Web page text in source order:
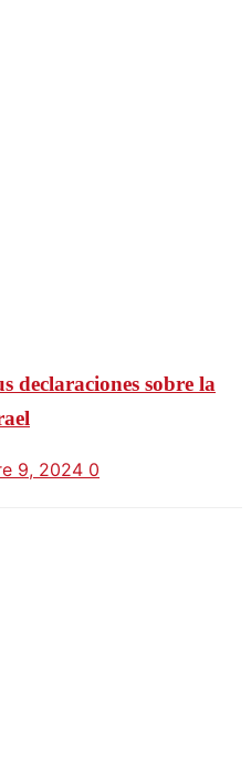
declaraciones sobre la
9, 2024 0